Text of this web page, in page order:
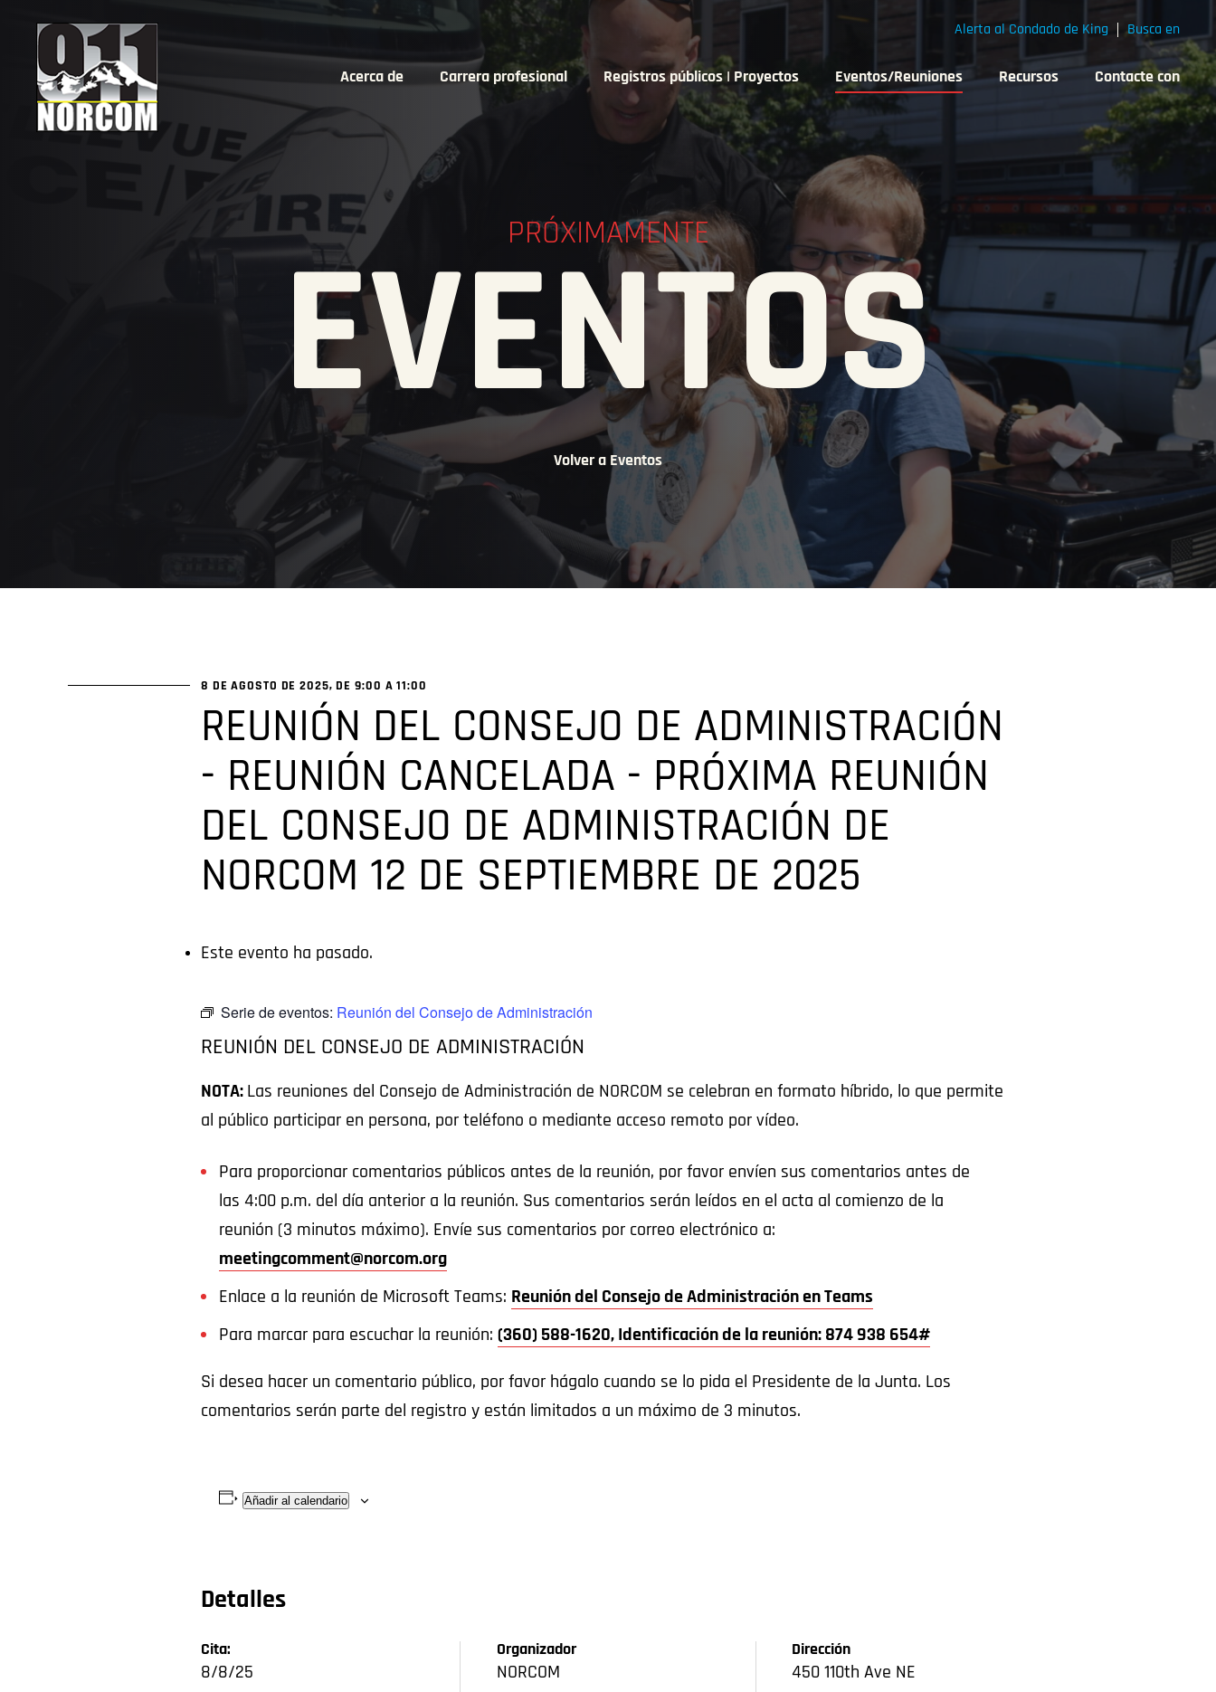
Acerca de Carrera profesional Registros públicos | Proyectos Eventos/Reuniones Recursos Contacte con
Alerta al Condado de King Busca en
PRÓXIMAMENTE
EVENTOS
Volver a Eventos
8 DE AGOSTO DE 2025, DE 9:00 A 11:00
REUNIÓN DEL CONSEJO DE ADMINISTRACIÓN
- REUNIÓN CANCELADA - PRÓXIMA REUNIÓN
DEL CONSEJO DE ADMINISTRACIÓN DE
NORCOM 12 DE SEPTIEMBRE DE 2025
Este evento ha pasado.
Serie de eventos: Reunión del Consejo de Administración
REUNIÓN DEL CONSEJO DE ADMINISTRACIÓN
NOTA: Las reuniones del Consejo de Administración de NORCOM se celebran en formato híbrido, lo que permite
al público participar en persona, por teléfono o mediante acceso remoto por vídeo.
Para proporcionar comentarios públicos antes de la reunión, por favor envíen sus comentarios antes de
las 4:00 p.m. del día anterior a la reunión. Sus comentarios serán leídos en el acta al comienzo de la
reunión (3 minutos máximo). Envíe sus comentarios por correo electrónico a:
meetingcomment@norcom.org
Enlace a la reunión de Microsoft Teams: Reunión del Consejo de Administración en Teams
Para marcar para escuchar la reunión: (360) 588-1620, Identificación de la reunión: 874 938 654#
Si desea hacer un comentario público, por favor hágalo cuando se lo pida el Presidente de la Junta. Los
comentarios serán parte del registro y están limitados a un máximo de 3 minutos.
Añadir al calendario
Detalles
Cita:
8/8/25
Organizador
NORCOM
Dirección
450 110th Ave NE